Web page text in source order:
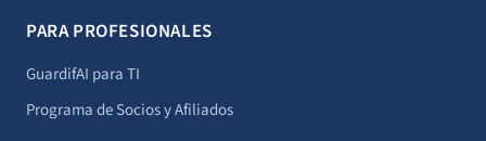
PARA PROFESIONALES
GuardifAI para TI
Programa de Socios y Afiliados